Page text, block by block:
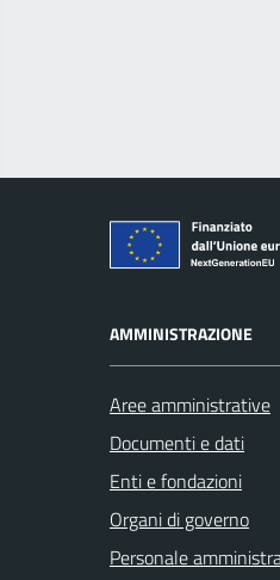
AMMINISTRAZIONE
Aree amministrative
Documenti e dati
Enti e fondazioni
Organi di governo
Personale